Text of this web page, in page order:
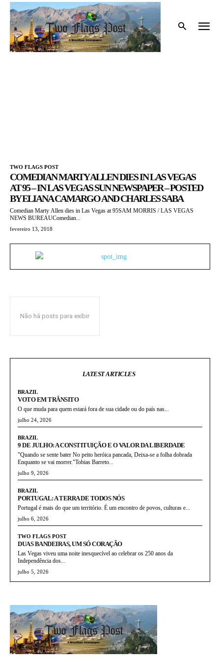
Início Tags 2017
2017
TWO FLAGS POST
COMEDIAN MARTY ALLEN DIES IN LAS VEGAS
AT 95 – IN LAS VEGAS SUN NEWSPAPER – POSTED
BY ELIANA CAMARGO AND CHARLES SABA
Comedian Marty Allen dies in Las Vegas at 95SAM MORRIS / LAS VEGAS
NEWS BUREAUComedian...
fevereiro 13, 2018
Não há posts para exibir
LATEST ARTICLES
BRAZIL
VOTO EM TRÂNSITO
O que muda para quem estará fora de sua cidade ou do país nas...
julho 24, 2026
BRAZIL
9 DE JULHO: A CONSTITUIÇÃO E O VALOR DA LIBERDADE
"Quando se sente bater No peito heróica pancada, Deixa-se a folha dobrada
Enquanto se vai morrer."Tobias Barreto...
julho 9, 2026
BRAZIL
PORTUGAL: A TERRA DE TODOS NÓS
Portugal é mais do que um território. É um encontro de povos, culturas e...
julho 6, 2026
TWO FLAGS POST
DUAS BANDEIRAS, UM SÓ CORAÇÃO
Las Vegas viveu uma noite inesquecível ao celebrar os 250 anos da
Independência dos...
julho 5, 2026